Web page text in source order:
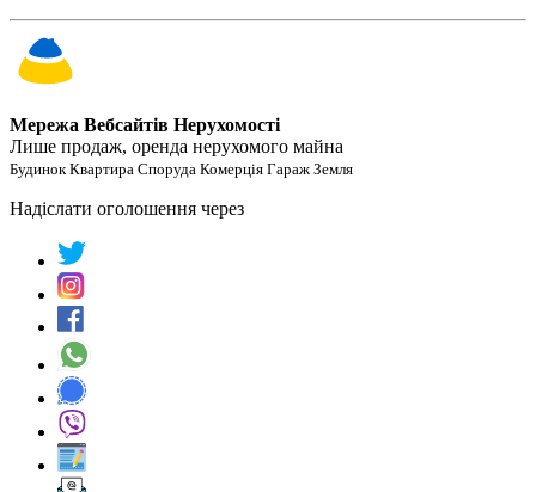
Мережа Вебсайтів Нерухомості
Лише продаж, оренда нерухомого майна
Будинок Квартира Споруда Комерція Гараж Земля
Надіслати оголошення через